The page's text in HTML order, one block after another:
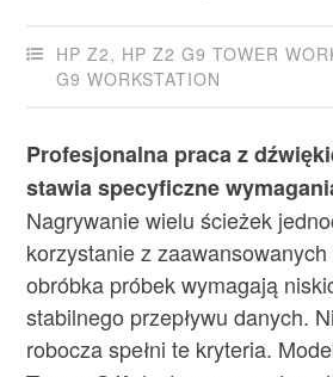
HP Z2, HP Z2 G9 TOWER
G9 WORKSTATION
Profesjonalna praca z
stawia specyficzne
Nagrywanie wielu ścieżek
korzystanie z
obróbka próbek wymagają
stabilnego przepływu danych.
robocza spełni te kryteria.